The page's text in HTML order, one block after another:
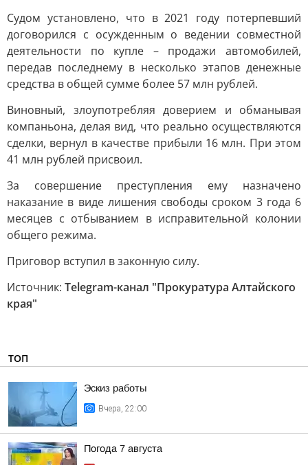
Судом установлено, что в 2021 году потерпевший
договорился с осужденным о ведении совместной
деятельности по купле – продажи автомобилей,
передав последнему в несколько этапов денежные
средства в общей сумме более 57 млн рублей.
Виновный, злоупотребляя доверием и обманывая
компаньона, делая вид, что реально осуществляются
сделки, вернул в качестве прибыли 16 млн. При этом
41 млн рублей присвоил.
За совершение преступления ему назначено
наказание в виде лишения свободы сроком 3 года 6
месяцев с отбыванием в исправительной колонии
общего режима.
Приговор вступил в законную силу.
Источник: Telegram-канал "Прокуратура Алтайского
края"
ТОП
Эскиз работы
Вчера, 22:00
Погода 7 августа